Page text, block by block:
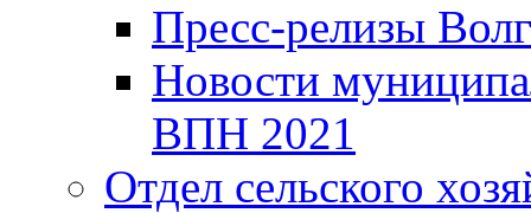
Пресс-релизы
Новости
ВПН 2021
Отдел сельского